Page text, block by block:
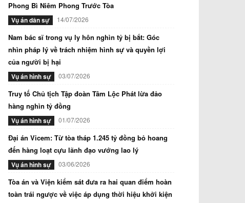
Phong Bì Niêm Phong Trước Tòa
Vụ án dân sự 14/07/2026
Nam bác sĩ trong vụ ly hôn nghìn tỷ bị bắt: Góc
nhìn pháp lý về trách nhiệm hình sự và quyền lợi
của người bị hại
Vụ án hình sự 03/07/2026
Truy tố Chủ tịch Tập đoàn Tâm Lộc Phát lừa đảo
hàng nghìn tỷ đồng
Vụ án hình sự 01/07/2026
Đại án Vicem: Từ tòa tháp 1.245 tỷ đồng bỏ hoang
đến hàng loạt cựu lãnh đạo vướng lao lý
Vụ án hình sự 03/06/2026
Tòa án và Viện kiểm sát đưa ra hai quan điểm hoàn
toàn trái ngược về việc áp dụng thời hiệu khởi kiện